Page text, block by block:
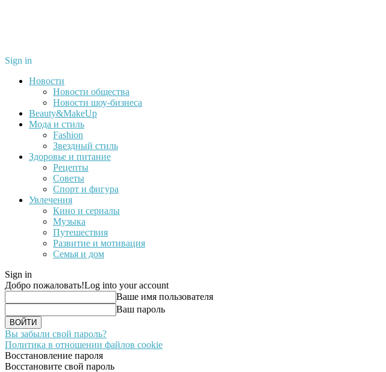
Sign in
Новости
Новости общества
Новости шоу-бизнеса
Beauty&MakeUp
Мода и стиль
Fashion
Звездный стиль
Здоровье и питание
Рецепты
Советы
Спорт и фигура
Увлечения
Кино и сериалы
Музыка
Путешествия
Развитие и мотивация
Семья и дом
Sign in
Добро пожаловать!Log into your account
Ваше имя пользователя
Ваш пароль
Вы забыли свой пароль?
Политика в отношении файлов cookie
Восстановление пароля
Восстановите свой пароль